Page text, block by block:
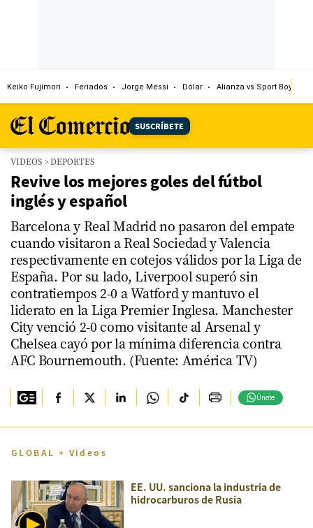
Keiko Fujimori Feriados Jorge Messi Dólar Alianza vs Sport Boys
SUSCRÍBETE
VIDEOS >DEPORTES
Revive los mejores goles del fútbol
inglés y español
Barcelona y Real Madrid no pasaron del empate
cuando visitaron a Real Sociedad y Valencia
respectivamente en cotejos válidos por la Liga de
España. Por su lado, Liverpool superó sin
contratiempos 2-0 a Watford y mantuvo el
liderato en la Liga Premier Inglesa. Manchester
City venció 2-0 como visitante al Arsenal y
Chelsea cayó por la mínima diferencia contra
AFC Bournemouth. (Fuente: América TV)
Únete
GLOBAL + Videos
EE. UU. sanciona la industria de
hidrocarburos de Rusia